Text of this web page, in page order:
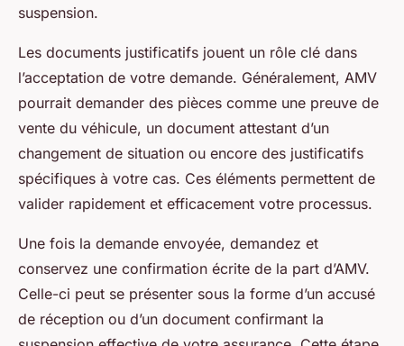
suspension.
Les documents justificatifs jouent un rôle clé dans
l’acceptation de votre demande. Généralement, AMV
pourrait demander des pièces comme une preuve de
vente du véhicule, un document attestant d’un
changement de situation ou encore des justificatifs
spécifiques à votre cas. Ces éléments permettent de
valider rapidement et efficacement votre processus.
Une fois la demande envoyée, demandez et
conservez une confirmation écrite de la part d’AMV.
Celle-ci peut se présenter sous la forme d’un accusé
de réception ou d’un document confirmant la